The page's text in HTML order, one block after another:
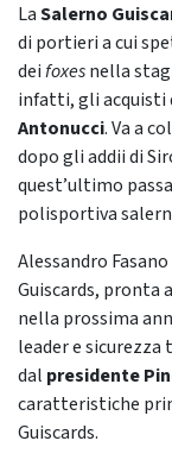
LaSalerno
di portieri a cui
deifoxesnella
infatti, gli acquisti
Antonucci. Va a
dopo gli addii di
quest’ultimo
polisportiva
Alessandro
Guiscards, pronta
nella prossima
leader e
dal presidente
caratteristiche
Guiscards.